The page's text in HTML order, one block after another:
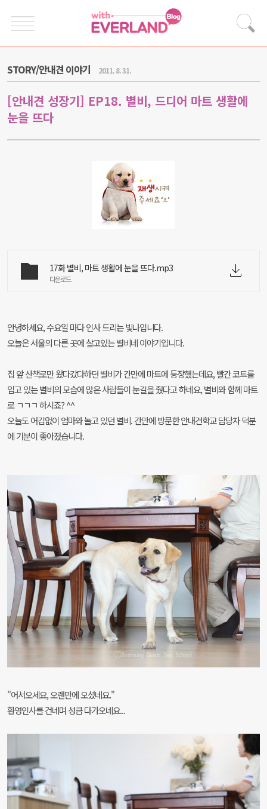
STORY/안내견 이야기 2011. 8. 31.
[안내견 성장기] EP18. 별비, 드디어 마트 생활에
눈을 뜨다
17화 별비, 마트 생활에 눈을 뜨다.mp3
다운로드
안녕하세요, 수요일 마다 인사 드리는 빛나입니다.
오늘은 서울의 다른 곳에 살고있는 별비네 이야기입니다.
집 앞 산책로만 왔다갔다하던 별비가 간만에 마트에 등장했는데요, 빨간 코트를
입고 있는 별비의 모습에 많은 사람들이 눈길을 줬다고 하네요, 별비와 함께 마트
로 ㄱㄱㄱ 하시죠? ^^
오늘도 어김없이 엄마와 놀고 있던 별비. 간만에 방문한 안내견학교 담당자 덕분
에 기분이 좋아졌습니다.
"어서오세요, 오랜만에 오셨네요."
환영인사를 건네며 성큼 다가오네요...